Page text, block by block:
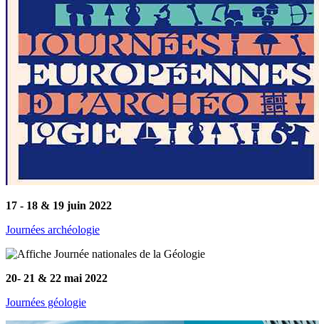
17 - 18 & 19 juin 2022
Journées archéologie
20- 21 & 22 mai 2022
Journées géologie